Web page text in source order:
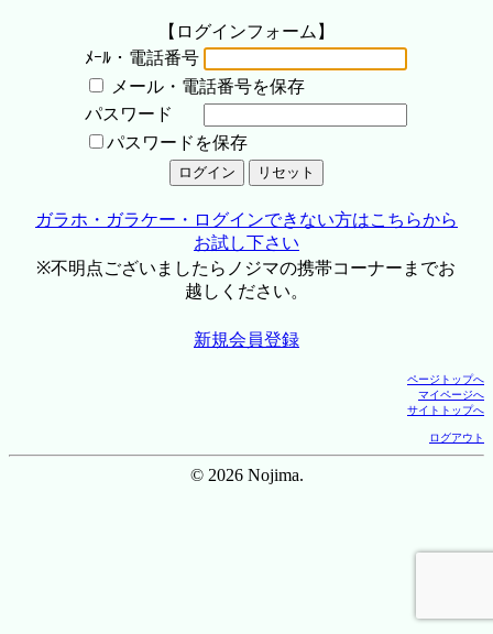
【ログインフォーム】
ﾒｰﾙ・電話番号
メール・電話番号を保存
パスワード
パスワードを保存
ガラホ・ガラケー・ログインできない方はこちらから
お試し下さい
※不明点ございましたらノジマの携帯コーナーまでお
越しください。
新規会員登録
ページトップへ
マイページへ
サイトトップへ
ログアウト
© 2026 Nojima.